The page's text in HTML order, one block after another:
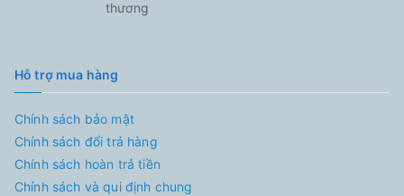
thương
Hỗ trợ mua hàng
Chính sách bảo mật
Chính sách đổi trả hàng
Chính sách hoàn trả tiền
Chính sách và qui định chung